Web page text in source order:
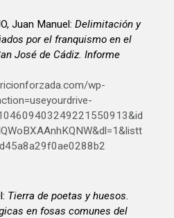
Juan Manuel:Delimitación y
por el franquismo en el
José de Cádiz. Informe
wp-
Tierra de poetas y huesos.
en fosas comunes del